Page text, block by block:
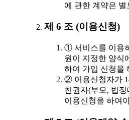
에 관한 계약은
제 6 조 (이용신청)
① 서비스를 이용
원이 지정한 양식
하여 가입 신청을
② 이용신청자가
친권자(부모, 법
이용신청을 하여